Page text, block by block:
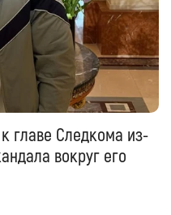
главе Следкома из-
вокруг его